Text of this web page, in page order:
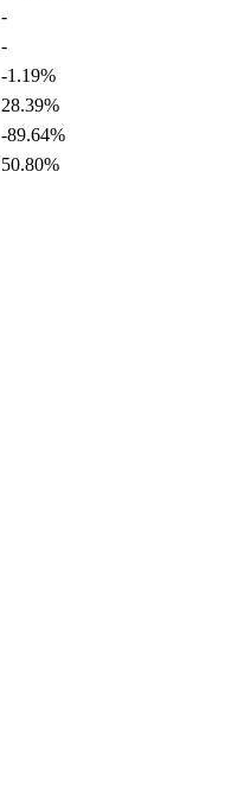
-
-
-1.19%
28.39%
-89.64%
50.80%